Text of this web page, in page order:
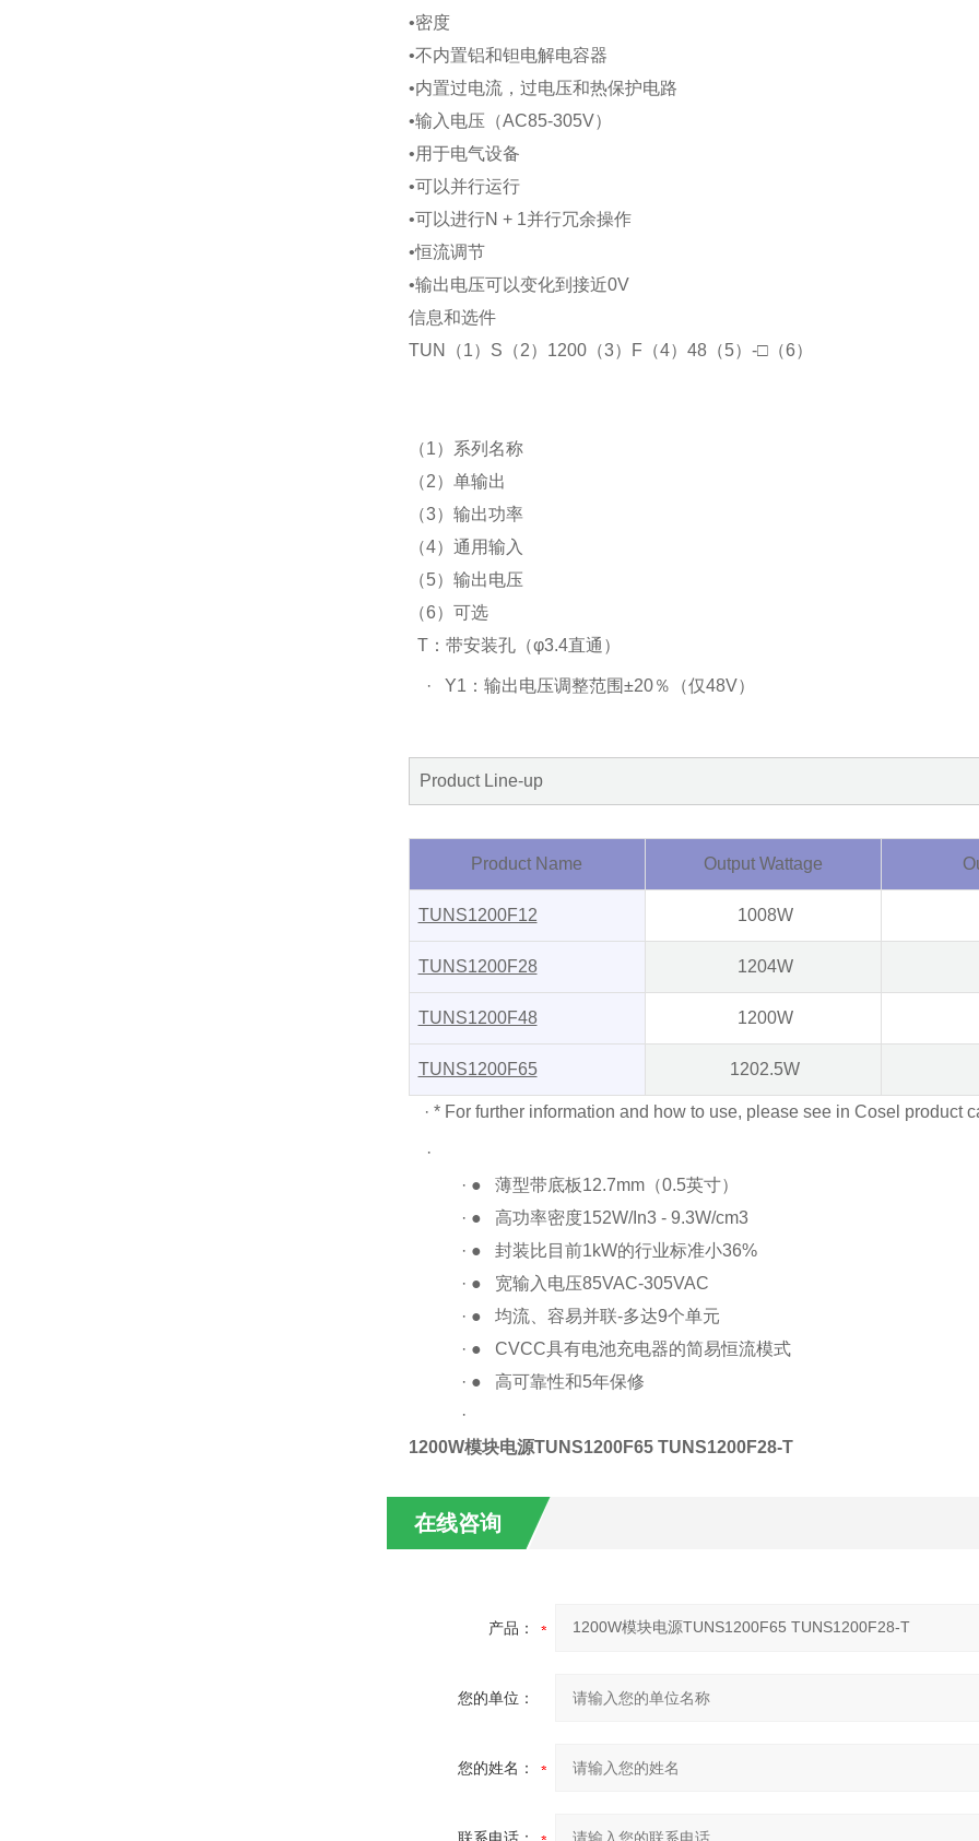
•密度
•不内置铝和钽电解电容器
•内置过电流，过电压和热保护电路
•输入电压（AC85-305V）
•用于电气设备
•可以并行运行
•可以进行N + 1并行冗余操作
•恒流调节
•输出电压可以变化到接近0V
信息和选件
TUN
（1） S （2） 1200（3） F （4） 48（5） -□（6）
（1）系列名称
（2）单输出
（3）输出功率
（4）通用输入
（5）输出电压
（6）可选
T：带安装孔（φ3.4直通）
· Y1 ：输出电压调整范围±20％（仅48V）
Product Line-up
Product Name Output Wattage
TUNS1200F12 1008W
TUNS1200F28 1204W
TUNS1200F48 1200W
TUNS1200F65 1202.5W
· * For further information and how to use, please see in Cosel product
·
· ● 薄型带底板12.7mm（0.5英寸）
· ● 高功率密度152W/In3 - 9.3W/cm3
· ● 封装比目前1kW的行业标准小36%
· ● 宽输入电压85VAC-305VAC
· ● 均流、容易并联-多达9个单元
· ● CVCC具有电池充电器的简易恒流模式
· ● 高可靠性和5年保修
·
1200W模块电源TUNS1200F65 TUNS1200F28-T
在线咨询
产品：
您的单位：
您的姓名：